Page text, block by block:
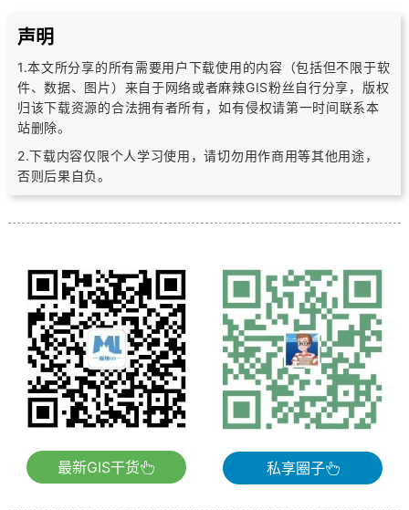
声明
1.本文所分享的所有需要用户下载使用的内容（包括但不限于软
件、数据、图片） 来自于网络或者麻辣GIS粉丝自行分享，版权
归该下载资源的合法拥有者所有，如有侵权请第一时间联系本
站删除。
2.下载内容仅限个人学习使用，请切勿用作商用等其他用途，
否则后果自负。
最新GIS干货 私享圈子